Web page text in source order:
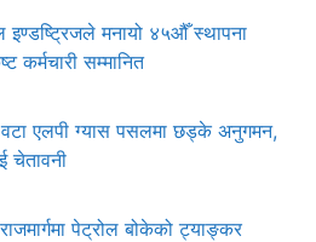
इण्डष्ट्रिजले मनायो ४५औँ स्थापना
कर्मचारी सम्मानित
वटा एलपी ग्यास पसलमा छड्के अनुगमन,
चेतावनी
पेट्रोल बोकेको ट्याङ्कर